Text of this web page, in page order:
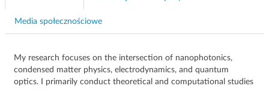
Media społecznościowe
My research focuses on the intersection of nanophotonics,
condensed matter physics, electrodynamics, and quantum
optics. I primarily conduct theoretical and computational studies